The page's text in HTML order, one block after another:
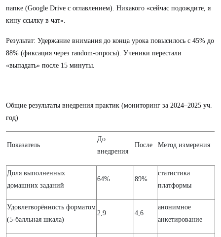
папке (Google Drive с оглавлением). Никакого «сейчас подождите, я
кину ссылку в чат».
Результат: Удержание внимания до конца урока повысилось с 45% до
88% (фиксация через random-опросы). Ученики перестали
«выпадать» после 15 минуты.
Общие результаты внедрения практик (мониторинг за 2024–2025 уч.
год)
Показатель
До
внедрения
После Метод измерения
Доля выполненных
домашних заданий
64% 89%
статистика
платформы
Удовлетворённость форматом
(5-балльная шкала)
2,9 4,6
анонимное
анкетирование